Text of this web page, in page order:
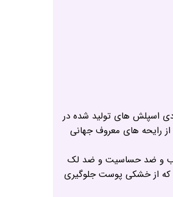
اسپلش های تولید شده در
رایحه های معروف جهانی
و ضد حساسیت و ضد لک
که از خشکی پوست جلوگیری